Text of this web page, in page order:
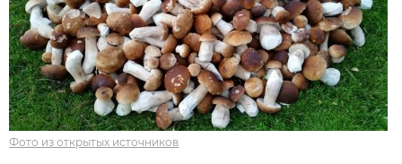
Фото из открытых источников